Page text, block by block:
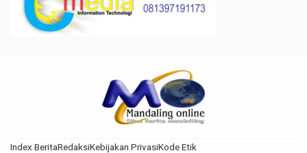
Index BeritaRedaksiKebijakan PrivasiKode Etik